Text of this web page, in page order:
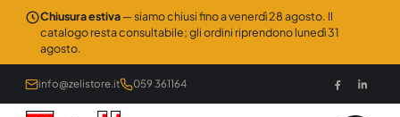
Chiusura estiva— siamo chiusi fino a venerdì 28 agosto. Il
catalogo resta consultabile; gli ordini riprendono lunedì 31
agosto.
info@zelistore.it 059 361164